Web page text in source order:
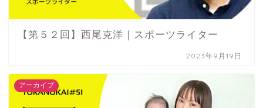
【第５２回】西尾克洋｜スポーツライター
2023年9月19日
アーカイブ